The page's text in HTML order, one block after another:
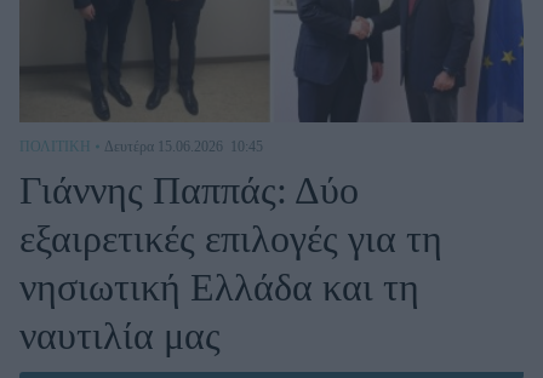
ΠΟΛΙΤΙΚΉ Δευτέρα 15.06.2026 10:45
Γιάννης Παππάς: Δύο
εξαιρετικές επιλογές για τη
νησιωτική Ελλάδα και τη
ναυτιλία μας